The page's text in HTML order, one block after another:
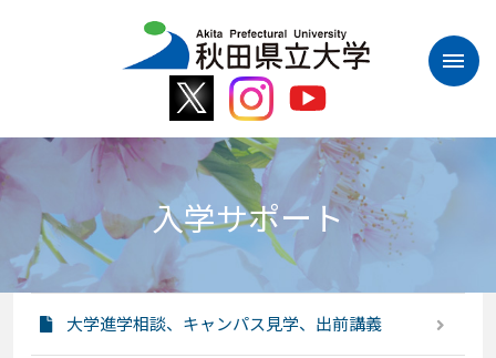
ッ
プ
入学サポート
大学進学相談、キャンパス見学、出前講義